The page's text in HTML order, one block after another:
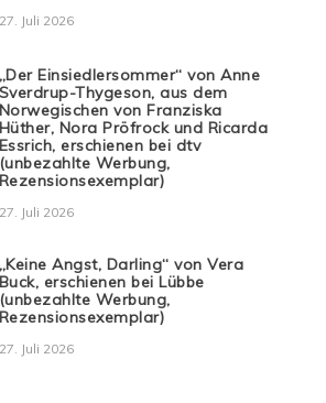
27. Juli 2026
„Der Einsiedlersommer“ von Anne
Sverdrup-Thygeson, aus dem
Norwegischen von Franziska
Hüther, Nora Pröfrock und Ricarda
Essrich, erschienen bei dtv
(unbezahlte Werbung,
Rezensionsexemplar)
27. Juli 2026
„Keine Angst, Darling“ von Vera
Buck, erschienen bei Lübbe
(unbezahlte Werbung,
Rezensionsexemplar)
27. Juli 2026